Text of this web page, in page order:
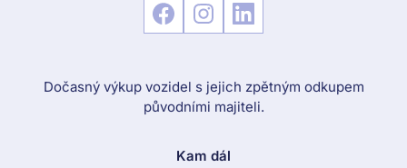
Dočasný výkup vozidel s jejich zpětným odkupem
původními majiteli.
Kam dál